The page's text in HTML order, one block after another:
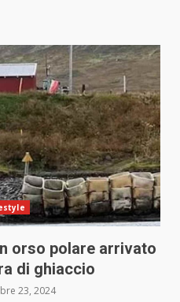
orso polare arrivato
di ghiaccio
23, 2024